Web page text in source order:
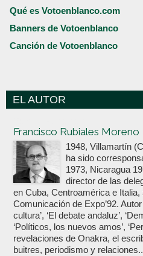
Qué es Votoenblanco.com
Banners de Votoenblanco
Canción de Votoenblanco
EL AUTOR
Francisco Rubiales Moreno
1948, Villamartín
ha sido
1973, Nicaragua
director de las
en Cuba, Centroamérica e
Comunicación de Expo’92.
cultura’, ‘El debate andaluz’,
‘Políticos, los nuevos amos’,
revelaciones de Onakra, el
buitres, periodismo y